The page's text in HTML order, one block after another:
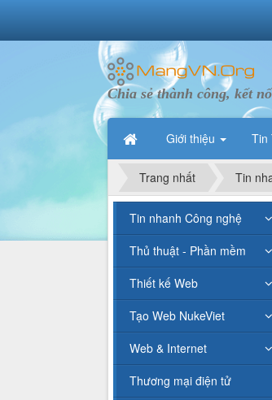
Chia sẻ thành công, kết
Giới thiệu Tin
Trang nhất Tin
Tin nhanh Công nghệ
Thủ thuật - Phần mềm
Thiết kế Web
Tạo Web NukeViet
Web & Internet
Thương mại điện tử